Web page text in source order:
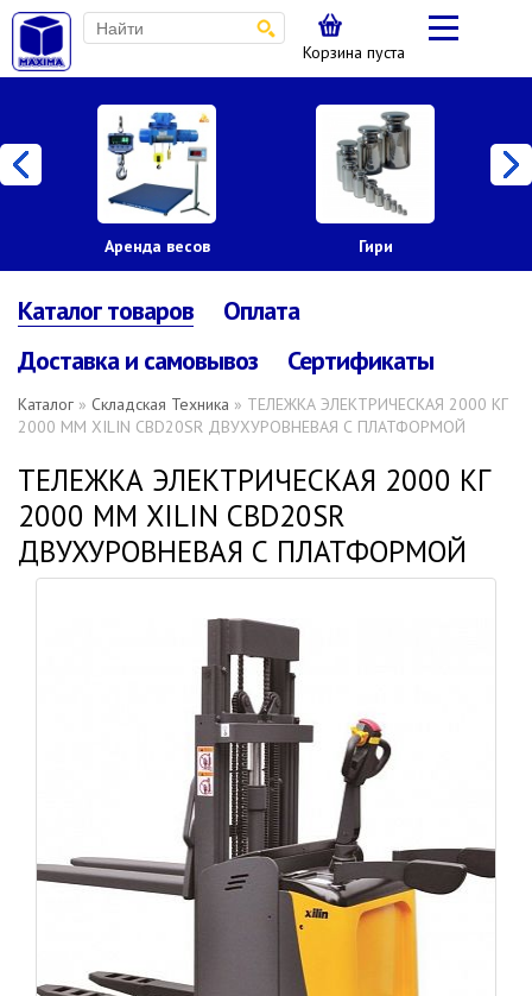
Корзина пуста
Аренда весов Гири
Каталог товаров
Оплата
Доставка и самовывоз
Сертификаты
Каталог » Складская Техника » ТЕЛЕЖКА ЭЛЕКТРИЧЕСКАЯ 2000 КГ
2000 ММ XILIN CBD20SR ДВУХУРОВНЕВАЯ С ПЛАТФОРМОЙ
ТЕЛЕЖКА ЭЛЕКТРИЧЕСКАЯ 2000 КГ
2000 ММ XILIN CBD20SR
ДВУХУРОВНЕВАЯ С ПЛАТФОРМОЙ